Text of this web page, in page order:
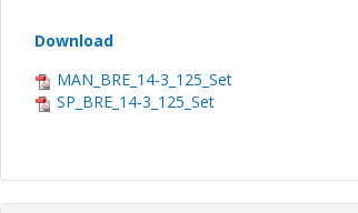
Download
MAN_BRE_14-3_125_Set
SP_BRE_14-3_125_Set